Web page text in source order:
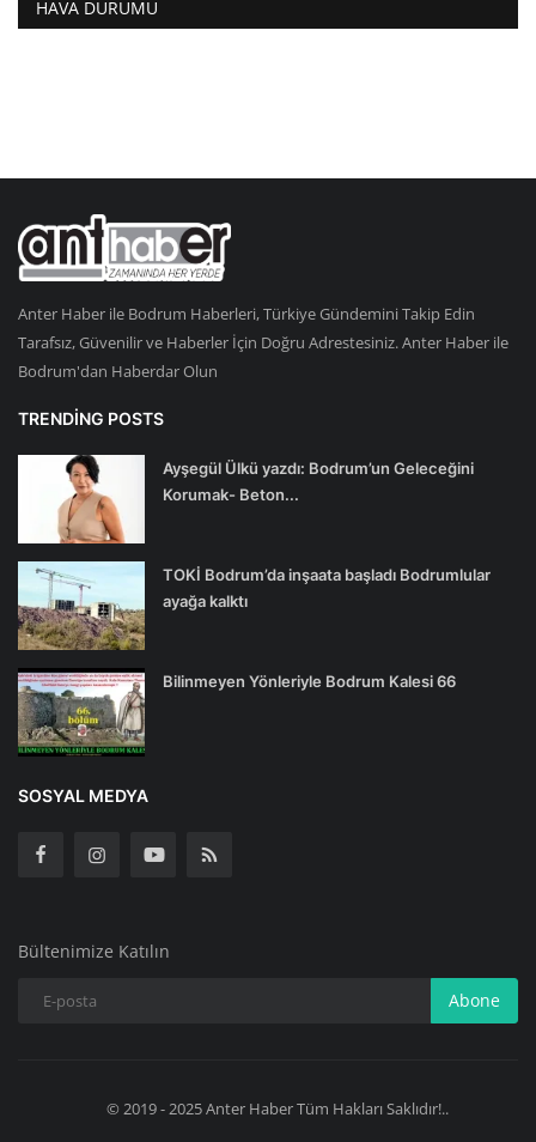
HAVA DURUMU
Anter Haber ile Bodrum Haberleri, Türkiye Gündemini Takip Edin
Tarafsız, Güvenilir ve Haberler İçin Doğru Adrestesiniz. Anter Haber ile
Bodrum'dan Haberdar Olun
TRENDING POSTS
Ayşegül Ülkü yazdı: Bodrum’un Geleceğini
Korumak- Beton...
TOKİ Bodrum’da inşaata başladı Bodrumlular
ayağa kalktı
Bilinmeyen Yönleriyle Bodrum Kalesi 66
SOSYAL MEDYA
Bültenimize Katılın
Abone
© 2019 - 2025 Anter Haber Tüm Hakları Saklıdır!..